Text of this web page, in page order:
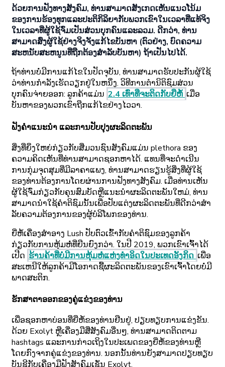
ດ້ວຍການຟັງທາງສັງຄົມ, ທ່ານສາມາດສັງເກດເຫັນແນວໂນ້ມ
ຂອງການຮ້ອງທຸກແລະປະຕິກິລິຍາກັບພວກເຂົາໃນເວລາທີ່ແທ້ຈິງ
ໃນເວລາທີ່ຜູ້ໃຊ້ຈົ່ມເປັນສ່ວນບຸກຄົນແລະລວມ. ດີກວ່າ, ທ່ານ
ສາມາດສົ່ງຜູ້ໃຊ້ຢ່າງຈິງຈັງແກ້ໄຂບັນຫາ (ຕົວຢ່າງ, ບົດຄວາມ
ສະຫນັບສະຫນູນທີ່ຖືກຕ້ອງສໍາລັບບັນຫາ) ຖ້າເປັນໄປໄດ້.
ຖ້າທ່ານບໍ່ມີການແກ້ໄຂໃນປັດຈຸບັນ, ທ່ານສາມາດຮັບປະກັນຜູ້ໃຊ້
ວ່າທ່ານກໍາລັງເຮັດວຽກຢູ່ໃນຫນຶ່ງ. ວິທີການຕໍານິຕິຊົມສ່ວນ
ບຸກຄົນຈ່າຍອອກ: ລູກຄ້າແມ່ນ 2.4 ເທົ່າທີ່ຈະຕິດກັບຍີ່ຫໍ້ ເມື່ອ
ບັນຫາຂອງພວກເຂົາຖືກແກ້ໄຂຢ່າງໄວວາ.
ຟັງຄໍາແນະນໍາ ແລະການປັບປຸງຜະລິດຕະພັນ
ສິ່ງທີ່ຍິ່ງໃຫຍ່ກ່ຽວກັບສື່ມວນຊົນສັງຄົມແມ່ນ plethora ຂອງ
ຄວາມຄິດເຫັນທີ່ທ່ານສາມາດຊອກຫາໄດ້. ແທນທີ່ຈະດໍາເນີນ
ການກຸ່ມຈຸດສຸມທີ່ມີລາຄາແພງ, ທ່ານສາມາດຮຽນຮູ້ສິ່ງທີ່ຜູ້ໃຊ້
ຂອງທ່ານຕ້ອງການໂດຍຜ່ານການຟັງທາງສັງຄົມ. ເມື່ອທ່ານເຫັນ
ຜູ້ໃຊ້ຈົ່ມກ່ຽວກັບຄຸນສົມບັດຫຼືແນະນໍາຜະລິດຕະພັນໃຫມ່, ທ່ານ
ສາມາດນໍາໃຊ້ຄໍາຕິຊົມນັ້ນເພື່ອປັບແຕ່ງຜະລິດຕະພັນທີ່ດີກວ່າສໍາ
ລັບຄວາມຕ້ອງການຂອງຜູ້ບໍລິໂພກຂອງທ່ານ.
ຍີ່ຫໍ້ເຄື່ອງສໍາອາງ Lush ປັບຕົວເຂົ້າກັບຄໍາຕິຊົມຂອງລູກຄ້າ
ກ່ຽວກັບການຫຸ້ມຫໍ່ທີ່ຍືນຍົງກວ່າ. ໃນປີ 2019, ພວກເຂົາເຈົ້າໄດ້
ເປີດ ຮ້ານຄ້າທີ່ບໍ່ມີການຫຸ້ມຫໍ່ແຫ່ງທໍາອິດໃນປະເທດອັງກິດ ເພື່ອ
ສະເຫນີໃຫ້ລູກຄ້າມີໂອກາດຊື້ຜະລິດຕະພັນຂອງເຂົາເຈົ້າໂດຍບໍ່ມີ
ພາດສະຕິກ.
ຮັກສາຕາອອກຂອງຄູ່ແຂ່ງຂອງທ່ານ
ເພື່ອຊອກຫາບ່ອນທີ່ຍີ່ຫໍ້ຂອງທ່ານຢືນຢູ່, ປຽບທຽບການແຂ່ງຂັນ.
ດ້ວຍ Exolyt ຫຼືເຄື່ອງມືສື່ສັງຄົມອື່ນໆ, ທ່ານສາມາດຕິດຕາມ
hashtags ແລະການກ່າວເຖິງໃນປະເພດຂອງຍີ່ຫໍ້ຂອງທ່ານຫຼື
ໂດຍກົງຈາກຄູ່ແຂ່ງຂອງທ່ານ. ນອກນັ້ນທ່ານຍັງສາມາດປຽບທຽບ
ບັນຊີກັບເຄື່ອງມືຟັງສັງຄົມເຊັ່ນ Exolyt.